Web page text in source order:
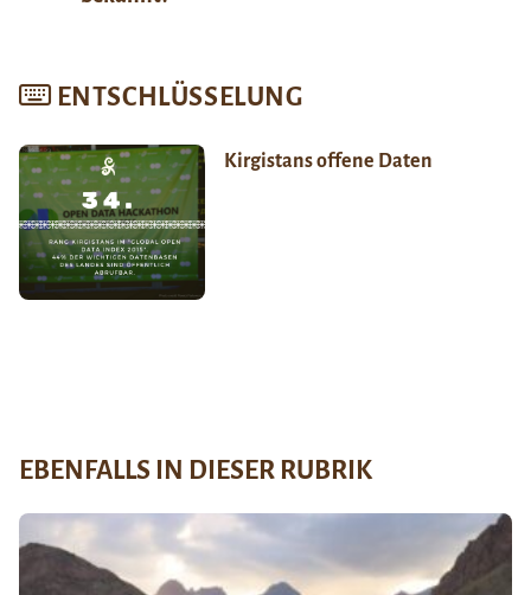
ENTSCHLÜSSELUNG
Kirgistans offene Daten
EBENFALLS IN DIESER RUBRIK